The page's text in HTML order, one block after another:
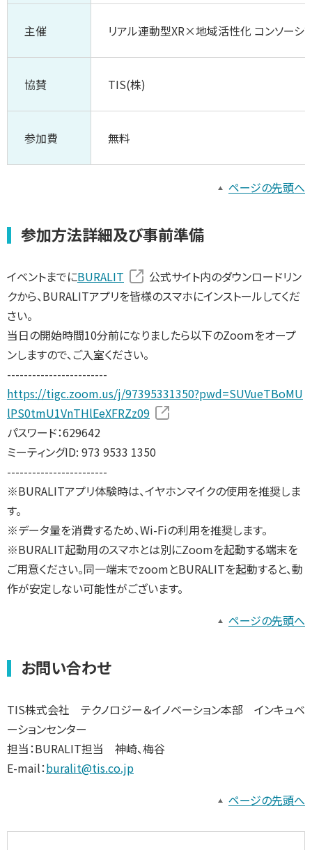
主催 リアル連動型XR×地域活性化 コンソーシ
協賛 TIS(株)
参加費 無料
ページの先頭へ
参加方法詳細及び事前準備
イベントまでにBURALIT
公式サイト内のダウンロードリン
クから、BURALITアプリを皆様のスマホにインストールしてくだ
さい。
当日の開始時間10分前になりましたら以下のZoomをオープ
ンしますので、ご入室ください。
------------------------
https://tigc.zoom.us/j/97395331350?pwd=SUVueTBoMU
lPS0tmU1VnTHlEeXFRZz09
パスワード：629642
ミーティングID: 973 9533 1350
------------------------
※BURALITアプリ体験時は、イヤホンマイクの使用を推奨しま
す。
※データ量を消費するため、Wi-Fiの利用を推奨します。
※BURALIT起動用のスマホとは別にZoomを起動する端末を
ご用意ください。同一端末でzoomとBURALITを起動すると、動
作が安定しない可能性がございます。
ページの先頭へ
お問い合わせ
TIS株式会社 テクノロジー＆イノベーション本部 インキュベ
ーションセンター
担当：BURALIT担当 神崎、梅谷
E-mail：buralit@tis.co.jp
ページの先頭へ